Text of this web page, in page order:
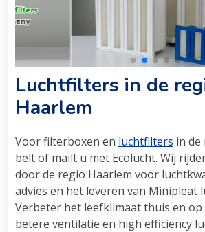
Luchtfilters in de
Haarlem
Voor filterboxen en luchtfilters in de
belt of mailt u met Ecolucht. Wij
door de regio Haarlem voor
advies en het leveren van Minipleat
Verbeter het leefklimaat thuis en
betere ventilatie en high efficiency